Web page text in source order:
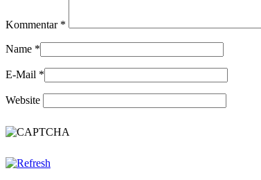
Kommentar *
Name *
E-Mail *
Website